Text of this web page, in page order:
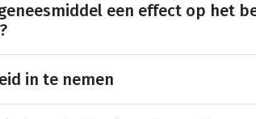
een effect op het
in te nemen